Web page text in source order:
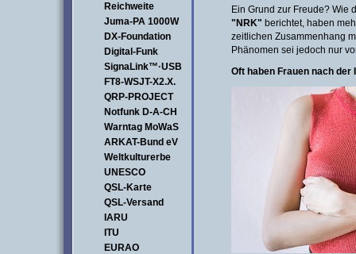
Reichweite
Juma-PA 1000W
DX-Foundation
Digital-Funk
SignaLink™·USB
FT8-WSJT-X2.X.
QRP-PROJECT
Notfunk D-A-CH
Warntag MoWaS
ARKAT-Bund eV
Weltkulturerbe
UNESCO
QSL-Karte
QSL-Versand
IARU
ITU
EURAO
Ein Grund zur Freude? Wie
"NRK" berichtet, haben
zeitlichen Zusammenhang
Phänomen sei jedoch nur
Oft haben Frauen nach der